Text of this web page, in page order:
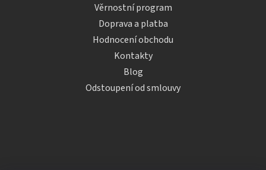
Věrnostní program
Doprava a platba
Hodnocení obchodu
Kontakty
Blog
Odstoupení od smlouvy